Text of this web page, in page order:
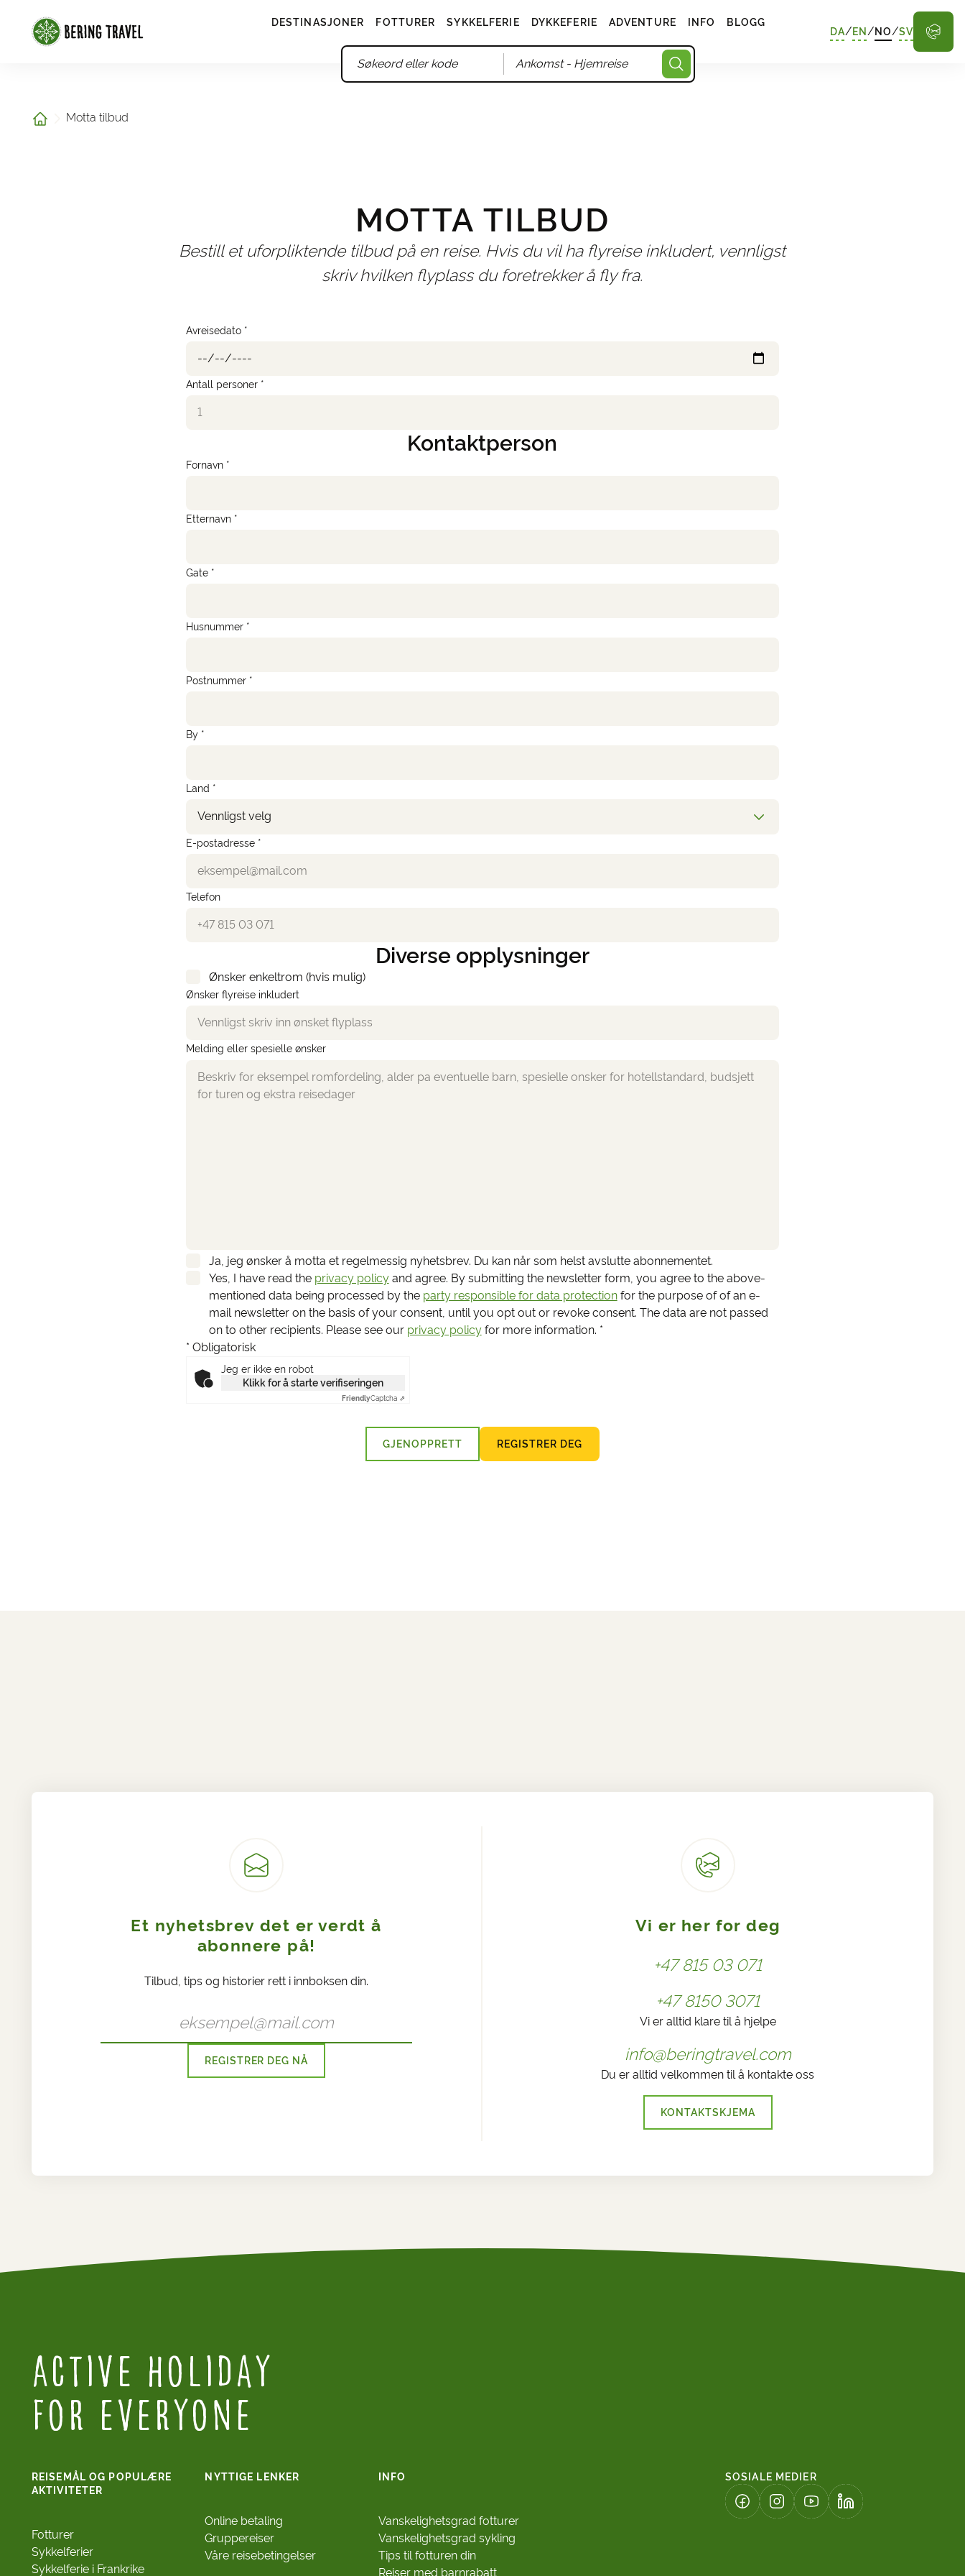
DESTINASJONER FOTTURER SYKKELFERIE DYKKEFERIE ADVENTURE INFO BLOGG
Ankomst- Hjemreise
DA/EN /NO/SV
Hjem Motta tilbud
MOTTA TILBUD
Bestill et uforpliktende tilbud på en reise. Hvis du vil ha flyreise inkludert, vennligst
skriv hvilken flyplass du foretrekker å fly fra.
Avreisedato *
Antall personer *
Kontaktperson
Fornavn *
Etternavn *
Gate *
Husnummer *
Postnummer *
By *
Land *
Vennligst velg
E-postadresse *
Telefon
Diverse opplysninger
Ønsker enkeltrom (hvis mulig)
Ønsker flyreise inkludert
Melding eller spesielle ønsker
Ja, jeg ønsker å motta et regelmessig nyhetsbrev. Du kan når som helst avslutte abonnementet.
Yes, I have read the privacy policyand agree. By submitting the newsletter form, you agree to the above-
mentioned data being processed by the party responsible for data protectionfor the purpose of of an e-
mail newsletter on the basis of your consent, until you opt out or revoke consent. The data are not passed
on to other recipients. Please see our privacy policyfor more information. *
* Obligatorisk
Jeg er ikke en robot
Klikk for å starte verifiseringen
FriendlyCaptcha ⇗
GJENOPPRETT REGISTRER DEG
Et nyhetsbrev det er verdt å
abonnere på!
Tilbud, tips og historier rett i innboksen din.
REGISTRER DEG NÅ
Vi er her for deg
+47 815 03 071
+47 8150 3071
Vi er alltid klare til å hjelpe
info@beringtravel.com
Du er alltid velkommen til å kontakte oss
KONTAKTSKJEMA
Active Holiday
for everyone
SOSIALE MEDIER
(LENKE ÅPNES I NY FANE)
(LENKE ÅPNES I NY FANE)
(LENKE ÅPNES I NY FANE)
(LENKE ÅPNES I NY
REISEMÅL OG POPULÆRE
AKTIVITETER
Fotturer
Sykkelferier
Sykkelferie i Frankrike
NYTTIGE LENKER
Online betaling
Gruppereiser
Våre reisebetingelser
INFO
Vanskelighetsgrad fotturer
Vanskelighetsgrad sykling
Tips til fotturen din
Reiser med barnrabatt